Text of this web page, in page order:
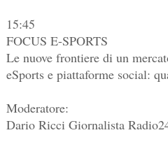
15:45
FOCUS E-SPORTS
Le nuove frontiere di un
eSports e piattaforme social:
Moderatore:
Dario Ricci Giornalista